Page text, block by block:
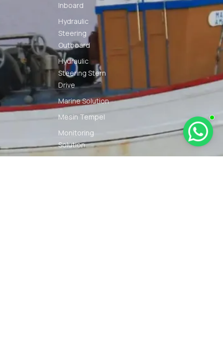
Inboard
Hydraulic
Steering
Outboard
Hydraulic
Steering Stern
Drive
Marine Solution
Mesin Tempel
Monitoring
Solution